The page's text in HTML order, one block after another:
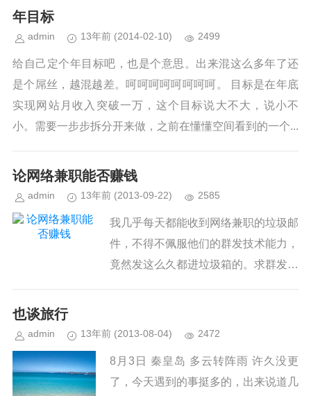
年目标
admin 13年前 (2014-02-10) 2499
给自己定个年目标吧，也是个意思。出来混这么多年了还
是个屌丝，越混越差。呵呵呵呵呵呵呵呵。 目标是在年底
实现网站月收入突破一万，这个目标说大不大，说小不
小。需要一步步拆分开来做，之前在懂懂空间看到的一个...
论网络兼职能否赚钱
admin 13年前 (2013-09-22) 2585
我几乎每天都能收到网络兼职的垃圾邮
件，不得不佩服他们的群发技术能力，
竟然发这么久都进垃圾箱的。求群发技
也谈旅行
admin 13年前 (2013-08-04) 2472
8月3日 秦皇岛 多云转阵雨 许久没更
了，今天遇到的事挺多的，出来说道几